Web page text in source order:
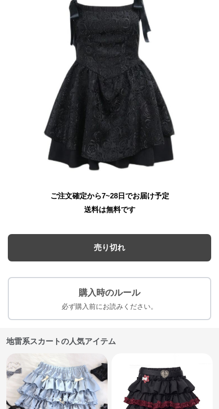
ご注文確定から7~28日でお届け予定
送料は無料です
売り切れ
購入時のルール
必ず購入前にお読みください。
地雷系スカートの人気アイテム